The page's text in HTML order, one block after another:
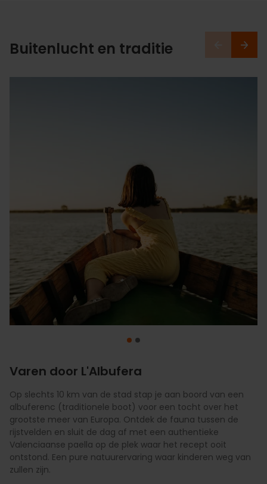
Buitenlucht en traditie
Varen door L'Albufera
Op slechts 10 km van de stad stap je aan boord van een
albuferenc (traditionele boot) voor een tocht over het
grootste meer van Europa. Ontdek de fauna tussen de
rijstvelden en sluit de dag af met een authentieke
Valenciaanse paella op de plek waar het recept ooit
ontstond. Een pure natuurervaring waar kinderen weg van
zullen zijn.
Geniet van de brede stadsstranden zoals Malvarrosa en
Patacona, met hun fijne zand en rustige zee. De ideale plek
waar kinderen onbezorgd kunnen spelen, voorzien van alle
gemakken en talloze gezinsvriendelijke restaurants om de
mediterrane gastronomie te ontdekken.
Ontspan